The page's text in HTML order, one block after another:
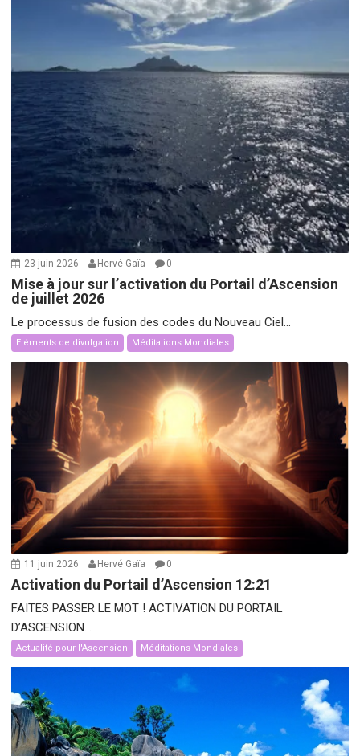
23 juin 2026 Hervé Gaïa 0
Mise à jour sur l’activation du Portail d’Ascension
de juillet 2026
Le processus de fusion des codes du Nouveau Ciel...
Eléments de divulgation Méditations Mondiales
11 juin 2026 Hervé Gaïa 0
Activation du Portail d’Ascension 12:21
FAITES PASSER LE MOT ! ACTIVATION DU PORTAIL
D’ASCENSION...
Actualité pour l'Ascension Méditations Mondiales